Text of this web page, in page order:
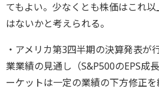
てもよい。少なくとも株価はこれ
はないかと考えられる。
・アメリカ第3四半期の決算発表が
業業績の見通し（S&P500のEPS成
ーケットは一定の業績の下方修正